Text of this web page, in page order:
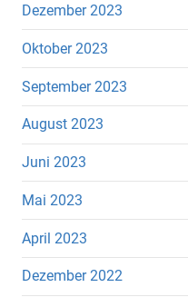
Dezember 2023
Oktober 2023
September 2023
August 2023
Juni 2023
Mai 2023
April 2023
Dezember 2022